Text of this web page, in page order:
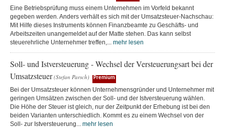
Eine Betriebsprüfung muss einem Unternehmen im Vorfeld bekannt
gegeben werden. Anders verhält es sich mit der Umsatzsteuer-Nachschau:
Mit Hilfe dieses Instruments können Finanzbeamte zu Geschäfts- und
Arbeitszeiten unangemeldet auf der Matte stehen. Das kann selbst
steuerehrliche Unternehmer treffen,... mehr lesen
Soll- und Istversteuerung - Wechsel der Versteuerungsart bei der
Umsatzsteuer (Stefan Parsch) Premium
Bei der Umsatzsteuer können Unternehmensgründer und Unternehmer mit
geringen Umsätzen zwischen der Soll- und der Istversteuerung wählen.
Die Höhe der Steuer ist gleich, nur der Zeitpunkt der Erhebung ist bei den
beiden Varianten unterschiedlich. Kommt es zu einem Wechsel von der
Soll- zur Istversteuerung... mehr lesen